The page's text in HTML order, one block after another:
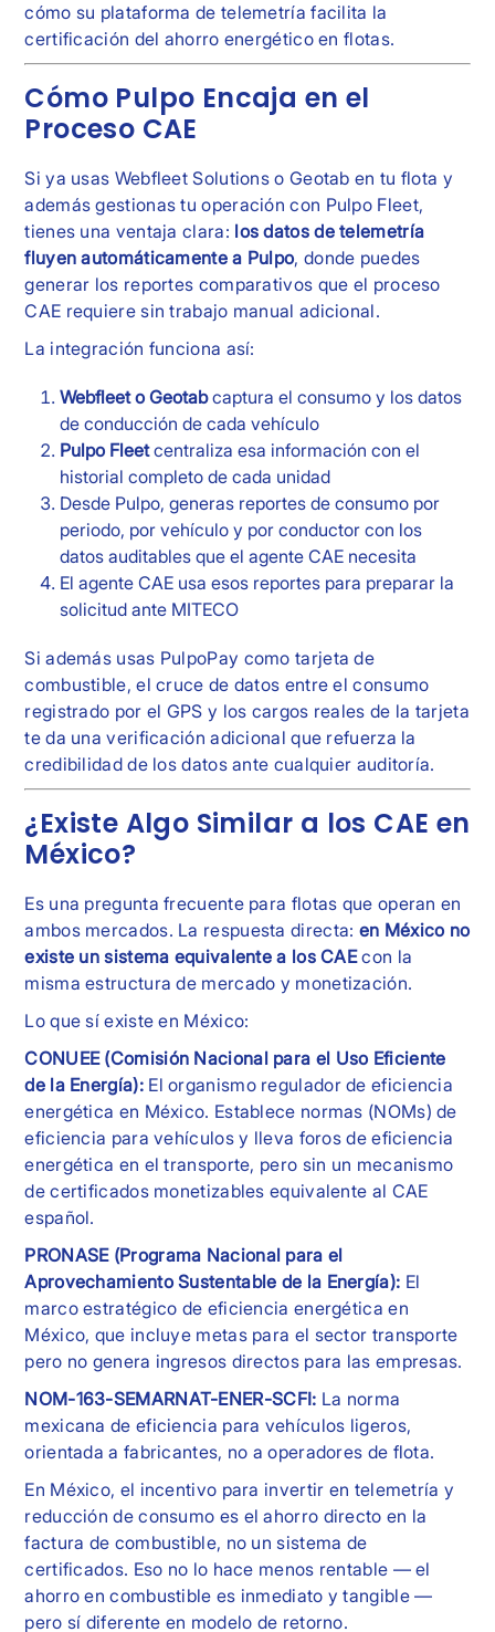
cómo su plataforma de telemetría facilita la
certificación del ahorro energético en flotas.
Cómo Pulpo Encaja en el
Proceso CAE
Si ya usas Webfleet Solutions o Geotab en tu flota y
además gestionas tu operación con Pulpo Fleet,
tienes una ventaja clara: los datos de telemetría
fluyen automáticamente a Pulpo, donde puedes
generar los reportes comparativos que el proceso
CAE requiere sin trabajo manual adicional.
La integración funciona así:
Webfleet o Geotabcaptura el consumo y los datos
de conducción de cada vehículo
Pulpo Fleetcentraliza esa información con el
historial completo de cada unidad
Desde Pulpo, generas reportes de consumo por
periodo, por vehículo y por conductor con los
datos auditables que el agente CAE necesita
El agente CAE usa esos reportes para preparar la
solicitud ante MITECO
Si además usas PulpoPay como tarjeta de
combustible, el cruce de datos entre el consumo
registrado por el GPS y los cargos reales de la tarjeta
te da una verificación adicional que refuerza la
credibilidad de los datos ante cualquier auditoría.
¿Existe Algo Similar a los CAE en
México?
Es una pregunta frecuente para flotas que operan en
ambos mercados. La respuesta directa: en México no
existe un sistema equivalente a los CAEcon la
misma estructura de mercado y monetización.
Lo que sí existe en México:
CONUEE (Comisión Nacional para el Uso Eficiente
de la Energía):El organismo regulador de eficiencia
energética en México. Establece normas (NOMs) de
eficiencia para vehículos y lleva foros de eficiencia
energética en el transporte, pero sin un mecanismo
de certificados monetizables equivalente al CAE
español.
PRONASE (Programa Nacional para el
Aprovechamiento Sustentable de la Energía): El
marco estratégico de eficiencia energética en
México, que incluye metas para el sector transporte
pero no genera ingresos directos para las empresas.
NOM-163-SEMARNAT-ENER-SCFI: La norma
mexicana de eficiencia para vehículos ligeros,
orientada a fabricantes, no a operadores de flota.
En México, el incentivo para invertir en telemetría y
reducción de consumo es el ahorro directo en la
factura de combustible, no un sistema de
certificados. Eso no lo hace menos rentable — el
ahorro en combustible es inmediato y tangible —
pero sí diferente en modelo de retorno.